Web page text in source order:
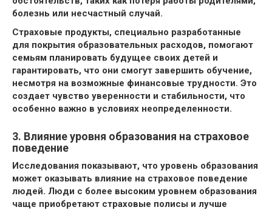
болезнь или несчастный случай.
Страховые продукты, специально разработанные
для покрытия образовательных расходов, помогают
семьям планировать будущее своих детей и
гарантировать, что они смогут завершить обучение,
несмотря на возможные финансовые трудности. Это
создает чувство уверенности и стабильности, что
особенно важно в условиях неопределенности.
3. Влияние уровня образования на страховое
поведение
Исследования показывают, что уровень образования
может оказывать влияние на страховое поведение
людей. Люди с более высоким уровнем образования
чаще приобретают страховые полисы и лучше